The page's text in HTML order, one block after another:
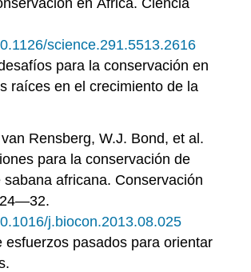
science.291.5513.2616
para la conservación en
raíces en el crecimiento de la
Rensberg, W.J. Bond, et al.
para la conservación de
africana. Conservación
j.biocon.2013.08.025
esfuerzos pasados para orientar